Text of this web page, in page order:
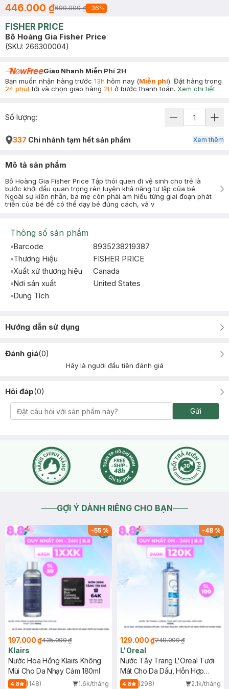
446.000 ₫699.000 ₫ -36%
FISHER PRICE
Bô Hoàng Gia Fisher Price
(SKU: 266300004)
Giao Nhanh Miễn Phí 2H
Bạn muốn nhận hàng trước 13h hôm nay (Miễn phí). Đặt hàng trong
24 phúttới và chọn giao hàng 2H ở bước thanh toán. Xem chi tiết
Số lượng:
337 Chi nhánh tạm hết sản phẩm Xem thêm
Mô tả sản phẩm
Bô Hoàng Gia Fisher Price Tập thói quen đi vệ sinh cho trẻ là
bước khởi đầu quan trọng rèn luyện khả năng tự lập của bé.
Ngoài sự kiên nhẫn, ba mẹ còn phải am hiểu từng giai đoạn phát
triển của bé để có thể dạy bé đúng cách, và v
Thông số sản phẩm
Barcode
8935238219387
Thương Hiệu
FISHER PRICE
Xuất xứ thương hiệu
Canada
Nơi sản xuất
United States
Dung Tích
Hướng dẫn sử dụng
Đánh giá(0)
Hãy là người đầu tiên đánh giá
Hỏi đáp(0)
Gửi
GỢI Ý DÀNH RIÊNG CHO BẠN
-55%
197.000 ₫435.000 ₫
Klairs
Nước Hoa Hồng Klairs Không
Mùi Cho Da Nhạy Cảm 180ml
4.8 (148)
1.6k/tháng
-48%
129.000 ₫249.000 ₫
L'Oreal
Nước Tẩy Trang L'Oreal Tươi
Mát Cho Da Dầu, Hỗn Hợp
400ml
4.8 (298)
2.1k/tháng